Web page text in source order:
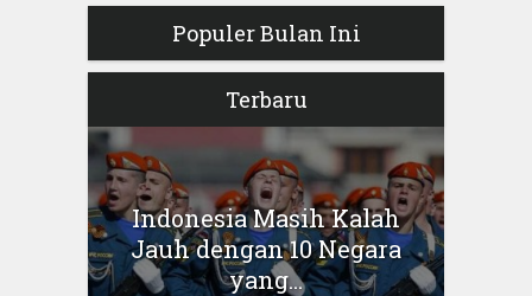
Populer Bulan Ini
Terbaru
Indonesia Masih Kalah
Jauh dengan 10 Negara
yang...